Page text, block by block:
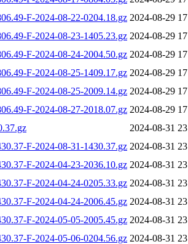
F-2024-08-22-0204.18.gz 2024-08-29
F-2024-08-23-1405.23.gz 2024-08-29
F-2024-08-24-2004.50.gz 2024-08-29
F-2024-08-25-1409.17.gz 2024-08-29
F-2024-08-25-2009.14.gz 2024-08-29
F-2024-08-27-2018.07.gz 2024-08-29
2024-08-31
F-2024-08-31-1430.37.gz 2024-08-31
F-2024-04-23-2036.10.gz 2024-08-31
F-2024-04-24-0205.33.gz 2024-08-31
F-2024-04-24-2006.45.gz 2024-08-31
F-2024-05-05-2005.45.gz 2024-08-31
F-2024-05-06-0204.56.gz 2024-08-31